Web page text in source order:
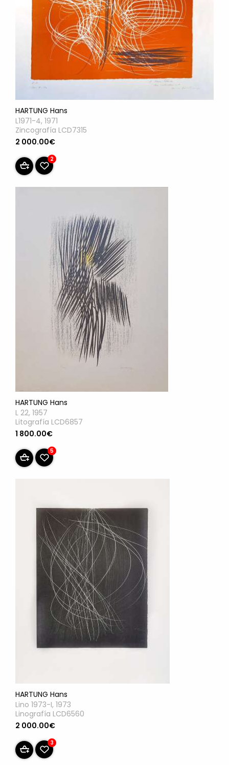
HARTUNG Hans
L1971-4, 1971
Zincografía LCD7315
2 000.00€
2
HARTUNG Hans
L 22, 1957
Litografía LCD6857
1 800.00€
5
HARTUNG Hans
Lino 1973-I, 1973
Linografía LCD6560
2 000.00€
3